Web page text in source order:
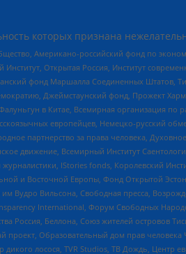
которых признана
Американо-российский фонд по
Открытая Россия, Институт
фонд Маршалла Соединенных Штатов,
Джеймстаунский фонд, Прожект
в Китае, Всемирная организация по
европейцев, Немецко-русский
партнерство за права человека,
движение, Всемирный Институт
IStories fonds, Королевский
и Восточной Европы, Фонд Открытой
Вильсона, Свободная пресса,
International, Форум Свободных
Россия, Беллона, Союз жителей островов
Образовательный дом прав
лосося, TVR Studios, ТВ Дождь, Центр